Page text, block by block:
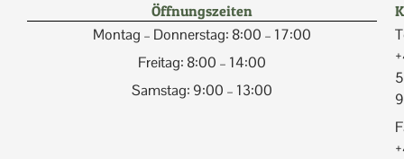
Öffnungszeiten
Montag – Donnerstag: 8:00 – 17:00
Freitag: 8:00 – 14:00
Samstag: 9:00 – 13:00